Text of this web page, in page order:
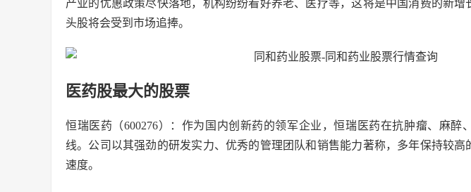
产业的优惠政策尽快落地，机构纷纷看好养老、医疗等，这将是中国消费的新
头股将会受到市场追捧。
医药股最大的股票
恒瑞医药（600276）：作为国内创新药的领军企业，恒瑞医药在抗肿瘤、麻醉
线。公司以其强劲的研发实力、优秀的管理团队和销售能力著称，多年保持较高
速度。